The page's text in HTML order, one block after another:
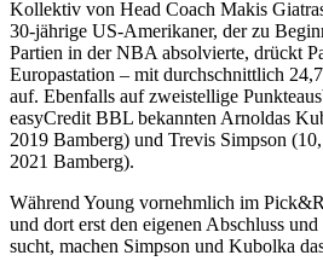
Kollektiv von Head Coach Makis
30-jährige US-Amerikaner, der zu
Partien in der NBA absolvierte, drückt
Europastation – mit durchschnittlich
auf. Ebenfalls auf zweistellige
easyCredit BBL bekannten Arnoldas
2019 Bamberg) und Trevis Simpson
2021 Bamberg).
Während Young vornehmlich im
und dort erst den eigenen Abschluss
sucht, machen Simpson und Kubolka